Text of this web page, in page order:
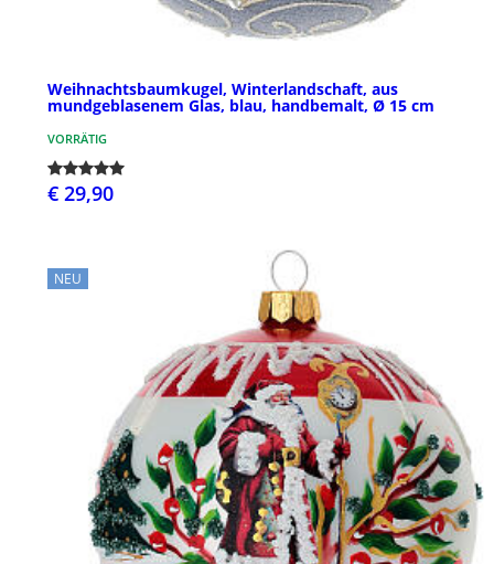
Weihnachtsbaumkugel, Winterlandschaft, aus
mundgeblasenem Glas, blau, handbemalt, Ø 15 cm
VORRÄTIG
€ 29,90
NEU